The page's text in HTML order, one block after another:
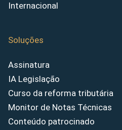
Internacional
Soluções
Assinatura
IA Legislação
Curso da reforma tributária
Monitor de Notas Técnicas
Conteúdo patrocinado